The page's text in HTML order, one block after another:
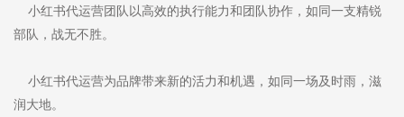
小红书代运营团队以高效的执行能力和团队协作，如同一支精锐
部队，战无不胜。
小红书代运营为品牌带来新的活力和机遇，如同一场及时雨，滋
润大地。